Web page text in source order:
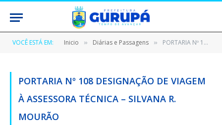
VOCÊ ESTÁ EM: Inicio » Diárias e Passagens » PORTARIA Nº 108 DESIGNAÇÃO DE VIAGEM À ASSESSORA TÉCNICA – SILVANA R. MOURÃO
PORTARIA Nº 108 DESIGNAÇÃO DE VIAGEM
À ASSESSORA TÉCNICA – SILVANA R.
MOURÃO